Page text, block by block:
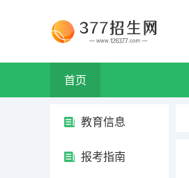
首页
教育信息
报考指南